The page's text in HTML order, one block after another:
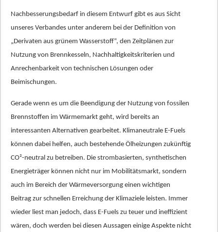
Nachbesserungsbedarf in diesem Entwurf gibt es aus Sicht
unseres Verbandes unter anderem bei der Definition von
„Derivaten aus grünem Wasserstoff“, den Zeitplänen zur
Nutzung von Brennkesseln, Nachhaltigkeitskriterien und
Anrechenbarkeit von technischen Lösungen oder
Beimischungen.
Gerade wenn es um die Beendigung der Nutzung von fossilen
Brennstoffen im Wärmemarkt geht, wird bereits an
interessanten Alternativen gearbeitet. Klimaneutrale E-Fuels
können dabei helfen, auch bestehende Ölheizungen zukünftig
CO²-neutral zu betreiben. Die strombasierten, synthetischen
Energieträger können nicht nur im Mobilitätsmarkt, sondern
auch im Bereich der Wärmeversorgung einen wichtigen
Beitrag zur schnellen Erreichung der Klimaziele leisten. Immer
wieder liest man jedoch, dass E-Fuels zu teuer und ineffizient
wären, doch werden bei diesen Aussagen einige Aspekte nicht